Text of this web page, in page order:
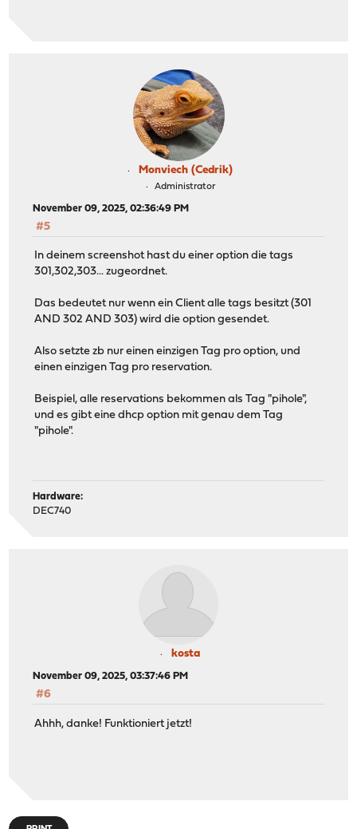
Monviech (Cedrik)
Administrator
November 09, 2025, 02:36:49 PM
#5
In deinem screenshot hast du einer option die tags
301,302,303... zugeordnet.
Das bedeutet nur wenn ein Client alle tags besitzt (301
AND 302 AND 303) wird die option gesendet.
Also setzte zb nur einen einzigen Tag pro option, und
einen einzigen Tag pro reservation.
Beispiel, alle reservations bekommen als Tag "pihole",
und es gibt eine dhcp option mit genau dem Tag
"pihole".
Hardware:
DEC740
kosta
November 09, 2025, 03:37:46 PM
#6
Ahhh, danke! Funktioniert jetzt!